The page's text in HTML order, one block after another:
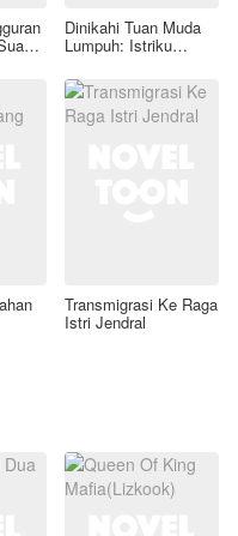
Dinikahi Tuan Muda
Lumpuh: Istriku
Bedah Jenius
Transmigrasi Ke Raga
Istri Jendral